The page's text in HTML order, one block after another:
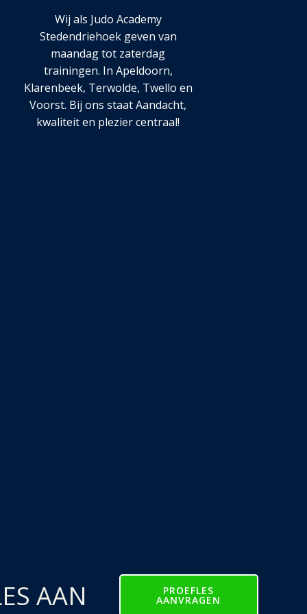
Wij als Judo Academy
Stedendriehoek geven van
maandag tot zaterdag
trainingen. In Apeldoorn,
Klarenbeek, Terwolde, Twello en
Voorst. Bij ons staat Aandacht,
kwaliteit en plezier centraal!
AAN PROEFLES
AANVRAGEN